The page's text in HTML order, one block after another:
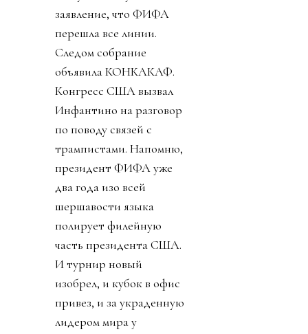
20-30% будет отдан
соберет брат мужа
дочки Трампа по
фамилии Кушнер (те
самые дельцы, которые,
среди прочего,
планируют сровнять
Сектор Газа с землей,
выселить пару
открыть там отели).
Ордынцы 90х
прекрасно помнят
термин
«прихватизация».
Именно ей, на мой